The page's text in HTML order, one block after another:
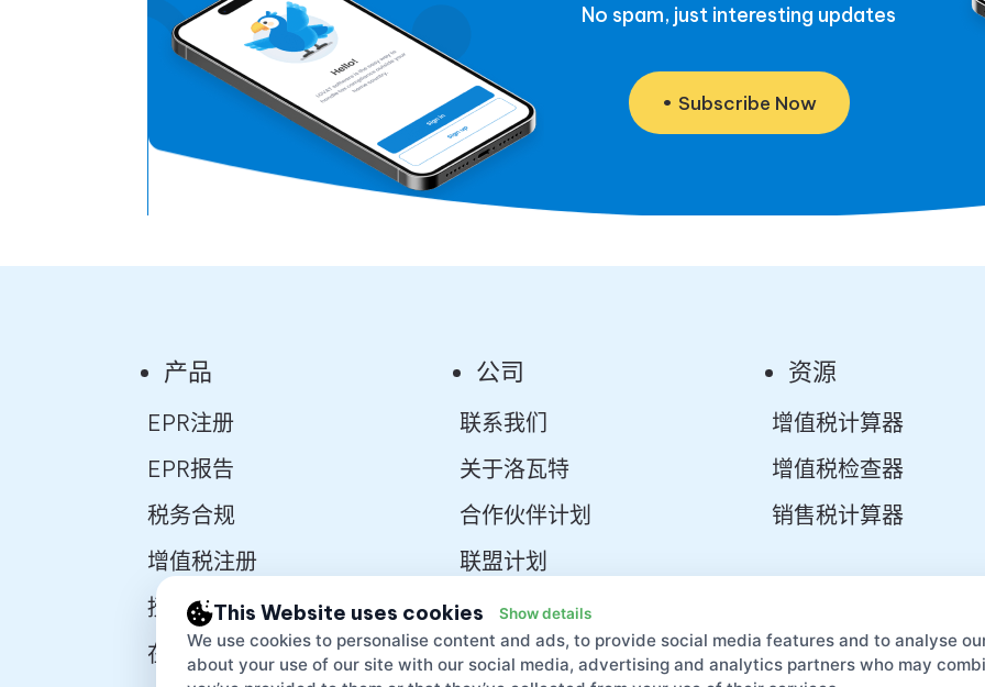
No spam, just interesting updates
Subscribe Now
产品
EPR注册
EPR报告
税务合规
增值税注册
授权代表
在线市场
公司
联系我们
关于洛瓦特
合作伙伴计划
联盟计划
初创企业合作伙伴计划
开发者平台
资源
增值税计算器
增值税检查器
销售税计算器
This Website uses cookies Show details
We use cookies to personalise content and ads, to provide social media features and to analyse
about your use of our site with our social media, advertising and analytics partners who may